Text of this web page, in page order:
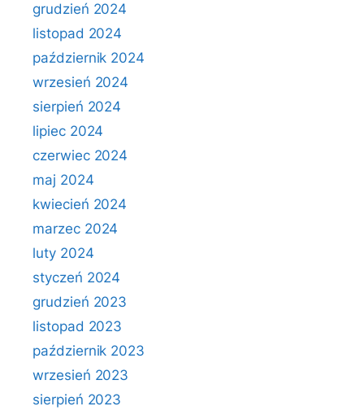
grudzień 2024
listopad 2024
październik 2024
wrzesień 2024
sierpień 2024
lipiec 2024
czerwiec 2024
maj 2024
kwiecień 2024
marzec 2024
luty 2024
styczeń 2024
grudzień 2023
listopad 2023
październik 2023
wrzesień 2023
sierpień 2023